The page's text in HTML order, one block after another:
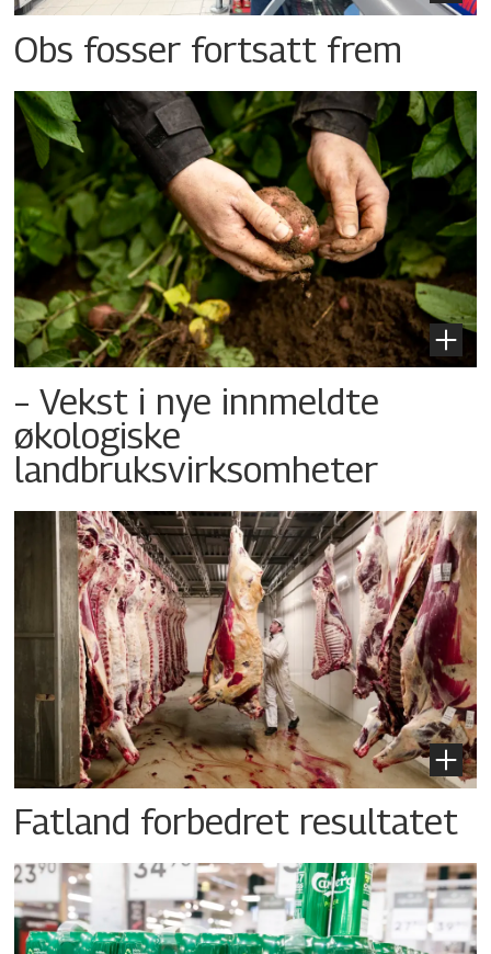
Obs fosser fortsatt frem
– Vekst i nye innmeldte
økologiske
landbruksvirksomheter
Fatland forbedret resultatet